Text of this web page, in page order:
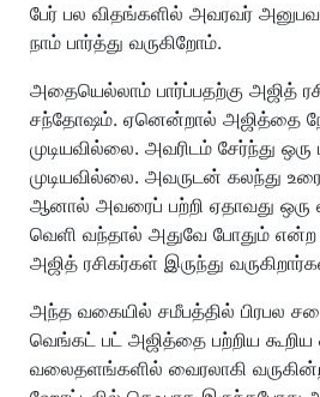
பேர் பல விதங்களில் அவரவர்
நாம் பார்த்து வருகிறோம்.
அதையெல்லாம் பார்ப்பதற்கு அஜித்
சந்தோஷம். ஏனென்றால் அஜித்தை
முடியவில்லை. அவரிடம் சேர்ந்து ஒரு
முடியவில்லை. அவருடன் கலந்து
ஆனால் அவரைப் பற்றி ஏதாவது
வெளி வந்தால் அதுவே போதும்
அஜித் ரசிகர்கள் இருந்து
அந்த வகையில் சமீபத்தில் பிரபல
வெங்கட் பட் அஜித்தை பற்றிய கூறிய
வலைதளங்களில் வைரலாகி